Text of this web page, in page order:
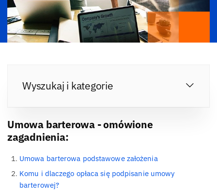
Wyszukaj i kategorie
Umowa barterowa - omówione
zagadnienia:
Umowa barterowa podstawowe założenia
Komu i dlaczego opłaca się podpisanie umowy
barterowej?